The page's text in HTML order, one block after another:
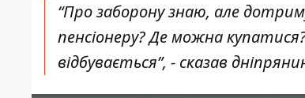
“Про заборону знаю, але
пенсіонеру? Де можна
відбувається”, - сказав